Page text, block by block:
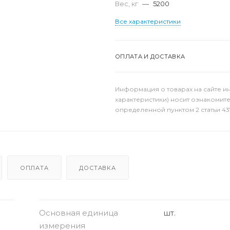
Вес, кг — 5200
Все характеристики
ОПЛАТА И ДОСТАВКА
Информация о товарах на сайте
характеристики) носит
определенной пунктом 2 статьи
ОПЛАТА ДОСТАВКА
Основная единица
измерения
шт.